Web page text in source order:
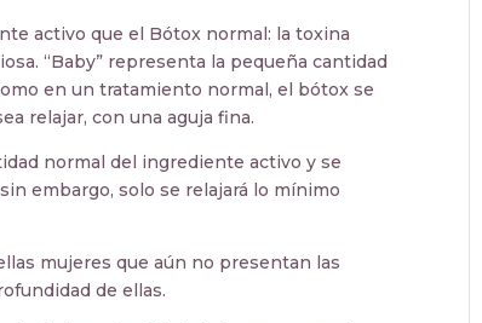
activo que el Bótox normal: la toxina
“Baby” representa la pequeña cantidad
en un tratamiento normal, el bótox se
relajar, con una aguja fina.
normal del ingrediente activo y se
embargo, solo se relajará lo mínimo
mujeres que aún no presentan las
de ellas.